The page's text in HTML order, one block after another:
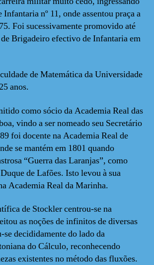
nº 11, onde assentou praça a
Foi sucessivamente promovido até
Brigadeiro efectivo de Infantaria em
de Matemática da Universidade
anos.
como sócio da Academia Real das
vindo a ser nomeado seu Secretário
foi docente na Academia Real de
se mantém em 1801 quando
“Guerra das Laranjas”, como
de Lafões. Isto levou à sua
Academia Real da Marinha.
de Stockler centrou-se na
as noções de infinitos de diversas
se decididamente do lado da
do Cálculo, reconhecendo
existentes no método das fluxões.